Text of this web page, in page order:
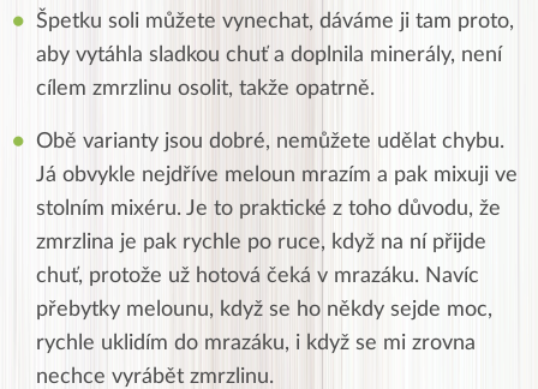
Špetku soli můžete vynechat, dáváme ji tam proto,
aby vytáhla sladkou chuť a doplnila minerály, není
cílem zmrzlinu osolit, takže opatrně.
Obě varianty jsou dobré, nemůžete udělat chybu.
Já obvykle nejdříve meloun mrazím a pak mixuji ve
stolním mixéru. Je to praktické z toho důvodu, že
zmrzlina je pak rychle po ruce, když na ní přijde
chuť, protože už hotová čeká v mrazáku. Navíc
přebytky melounu, když se ho někdy sejde moc,
rychle uklidím do mrazáku, i když se mi zrovna
nechce vyrábět zmrzlinu.